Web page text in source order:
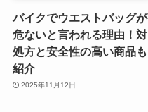
バイクでウエストバッグが
危ないと言われる理由！対
処方と安全性の高い商品も
紹介
2025年11月12日